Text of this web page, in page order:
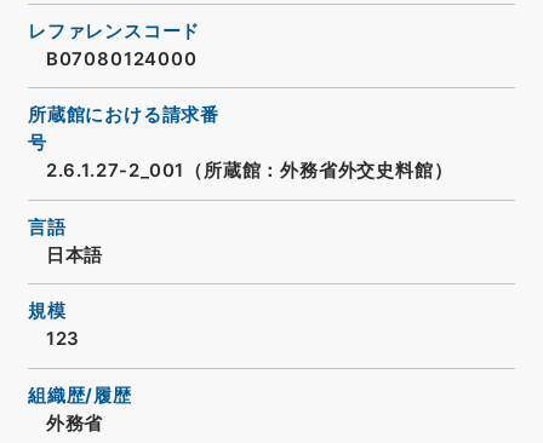
レファレンスコード
B07080124000
所蔵館における請求番
号
2.6.1.27-2_001（所蔵館：外務省外交史料館）
言語
日本語
規模
123
組織歴/履歴
外務省